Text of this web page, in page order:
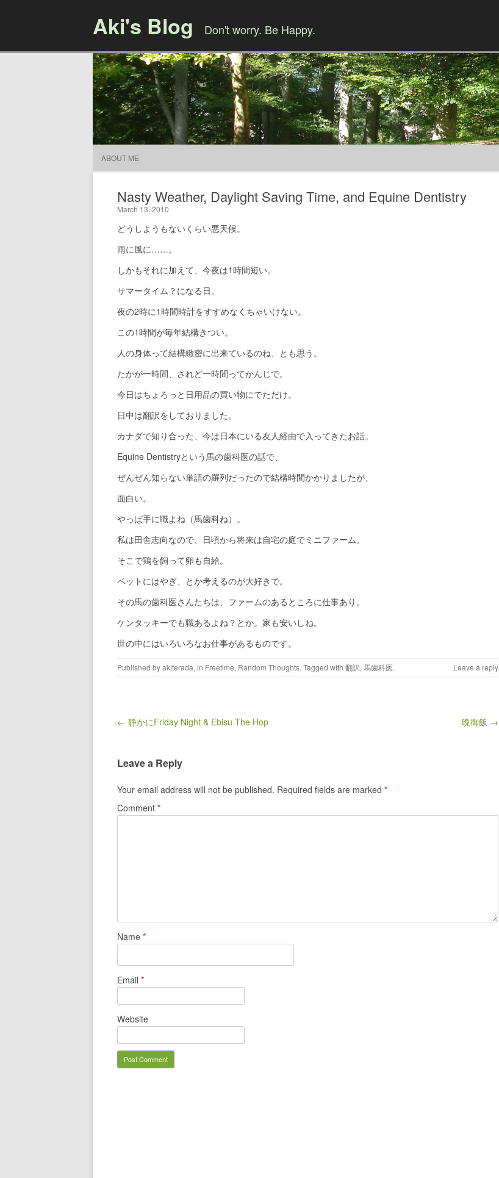
Aki's Blog Don't worry. Be Happy.
ABOUT ME
Nasty Weather, Daylight Saving Time, and Equine Dentistry
March 13, 2010
どうしようもないくらい悪天候。
雨に風に……。
しかもそれに加えて、今夜は1時間短い。
サマータイム？になる日。
夜の2時に1時間時計をすすめなくちゃいけない。
この1時間が毎年結構きつい。
人の身体って結構緻密に出来ているのね、とも思う。
たかが一時間、されど一時間ってかんじで。
今日はちょろっと日用品の買い物にでただけ。
日中は翻訳をしておりました。
カナダで知り合った、今は日本にいる友人経由で入ってきたお話。
Equine Dentistryという馬の歯科医の話で、
ぜんぜん知らない単語の羅列だったので結構時間かかりましたが、
面白い。
やっぱ手に職よね（馬歯科ね）。
私は田舎志向なので、日頃から将来は自宅の庭でミニファーム。
そこで鶏を飼って卵も自給。
ペットにはやぎ、とか考えるのが大好きで。
その馬の歯科医さんたちは、ファームのあるところに仕事あり。
ケンタッキーでも職あるよね？とか。家も安いしね。
世の中にはいろいろなお仕事があるものです。
Published byakiterada, in Freetime, Random Thoughts. Tagged with 翻訳, 馬歯科医. Leave a reply
Post navigation
← 静かにFriday Night & Ebisu The Hop 晩御飯 →
Leave a Reply
Your email address will not be published. Required fields are marked *
Comment *
Name *
Email *
Website